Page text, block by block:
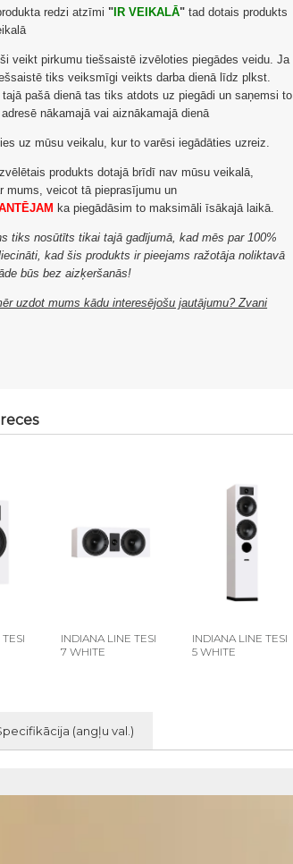
redzi atzīmi " IR VEIKALĀ" tad dotais produkts
veikt pirkumu tiešsaistē izvēloties piegādes veidu. Ja
tiks veiksmīgi veikts darba dienā līdz plkst.
tajā pašā dienā tas tiks atdots uz piegādi un saņemsi to
nākamajā vai aiznākamajā dienā
uz mūsu veikalu, kur to varēsi iegādāties uzreiz.
produkts dotajā brīdī nav mūsu veikalā,
mums, veicot tā pieprasījumu un
ka piegādāsim to maksimāli īsākajā laikā.
tiks nosūtīts tikai tajā gadījumā, kad mēs par 100%
kad šis produkts ir pieejams ražotāja noliktavā
būs bez aizķeršanās!
uzdot mums kādu interesējošu jautājumu? Zvani
INDIANA LINE TESI
7 WHITE
INDIANA LINE TESI
5 WHITE
(angļu val.)